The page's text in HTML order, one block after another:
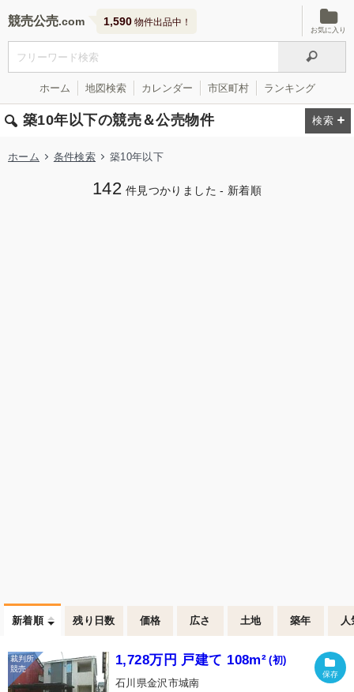
競売公売 1,590 物件出品中！
お気に入り
ホーム 地図検索 カレンダー 市区町村 ランキング
築10年以下の競売＆公売物件
ホーム 条件検索 築10年以下
142 件見つかりました - 新着順
新着順 残り日数 価格 広さ 土地 築年 人
1,728万円 戸建て 108m² (初)
石川県金沢市城南